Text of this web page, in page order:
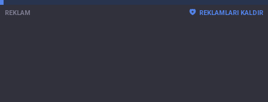
REKLAM REKLAMLARI KALDIR